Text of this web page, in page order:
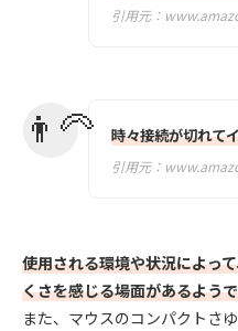
引用元：
時々接続が切れて
引用元：
使用される環境や状況によっ
くさを感じる場面があるよう
また、マウスのコンパクトさ